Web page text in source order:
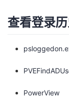
客
论
坛
的
圈
子
我
的
直
我
的我
查看登录历
PowerView